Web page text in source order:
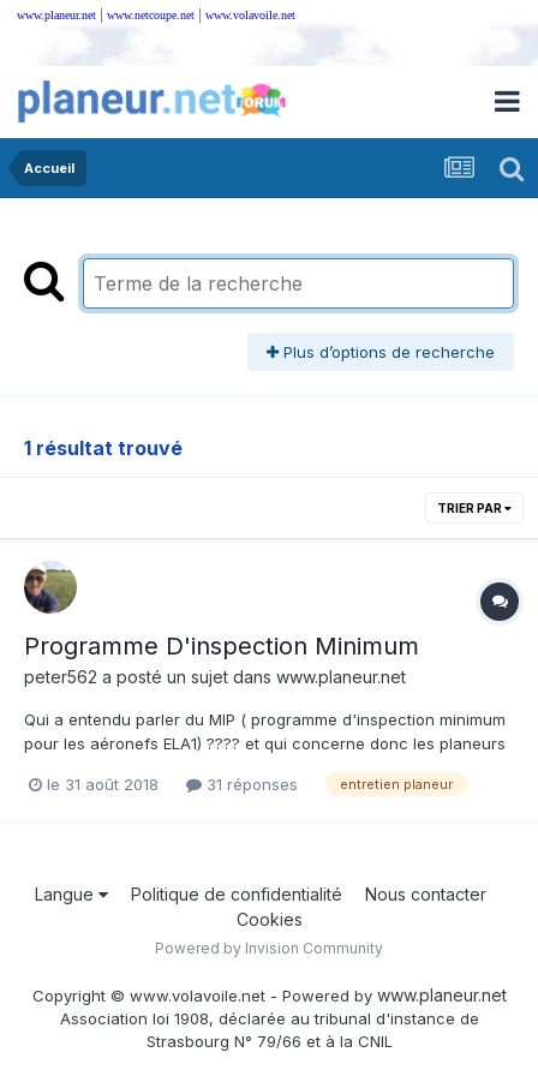
www.planeur.net | www.netcoupe.net | www.volavoile.net
Accueil
Plus d’options de recherche
1 résultat trouvé
TRIER PAR
Programme D'inspection Minimum
peter562 a posté un sujet dans www.planeur.net
Qui a entendu parler du MIP ( programme d'inspection minimum
pour les aéronefs ELA1) ???? et qui concerne donc les planeurs
programme type ...... c'est un programme d'entretien rédigé en
le 31 août 2018 31 réponses entretien planeur
Langue Politique de confidentialité
Nous contacter
Cookies
Powered by Invision Community
Copyright © www.volavoile.net - Powered by www.planeur.net
Association loi 1908, déclarée au tribunal d'instance de
Strasbourg N° 79/66 et à la CNIL